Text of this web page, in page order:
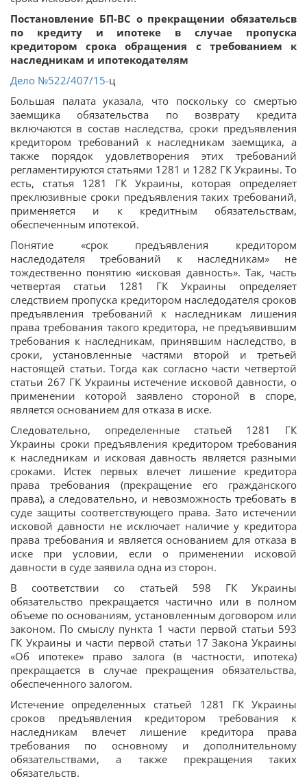
Постановление БП-ВС о прекращении обязательсв
по кредиту и ипотеке в случае пропуска
кредитором срока обращения с требованием к
наследникам и ипотекодателям
Дело №522/407/15-ц
Большая палата указала, что поскольку со смертью
заемщика обязательства по возврату кредита
включаются в состав наследства, сроки предъявления
кредитором требований к наследникам заемщика, а
также порядок удовлетворения этих требований
регламентируются статьями 1281 и 1282 ГК Украины. То
есть, статья 1281 ГК Украины, которая определяет
преклюзивные сроки предъявления таких требований,
применяется и к кредитным обязательствам,
обеспеченным ипотекой.
Понятие «срок предъявления кредитором
наследодателя требований к наследникам» не
тождественно понятию «исковая давность». Так, часть
четвертая статьи 1281 ГК Украины определяет
следствием пропуска кредитором наследодателя сроков
предъявления требований к наследникам лишения
права требования такого кредитора, не предъявившим
требования к наследникам, принявшим наследство, в
сроки, установленные частями второй и третьей
настоящей статьи. Тогда как согласно части четвертой
статьи 267 ГК Украины истечение исковой давности, о
применении которой заявлено стороной в споре,
является основанием для отказа в иске.
Следовательно, определенные статьей 1281 ГК
Украины сроки предъявления кредитором требования
к наследникам и исковая давность является разными
сроками. Истек первых влечет лишение кредитора
права требования (прекращение его гражданского
права), а следовательно, и невозможность требовать в
суде защиты соответствующего права. Зато истечении
исковой давности не исключает наличие у кредитора
права требования и является основанием для отказа в
иске при условии, если о применении исковой
давности в суде заявила одна из сторон.
В соответствии со статьей 598 ГК Украины
обязательство прекращается частично или в полном
объеме по основаниям, установленным договором или
законом. По смыслу пункта 1 части первой статьи 593
ГК Украины и части первой статьи 17 Закона Украины
«Об ипотеке» право залога (в частности, ипотека)
прекращается в случае прекращения обязательства,
обеспеченного залогом.
Истечение определенных статьей 1281 ГК Украины
сроков предъявления кредитором требования к
наследникам влечет лишение кредитора права
требования по основному и дополнительному
обязательствами, а также прекращения таких
обязательств.